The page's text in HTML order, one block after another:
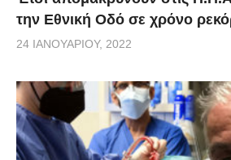
την Εθνική Οδό σε χρόνο
24 ΙΑΝΟΥΑΡΊΟΥ, 2022